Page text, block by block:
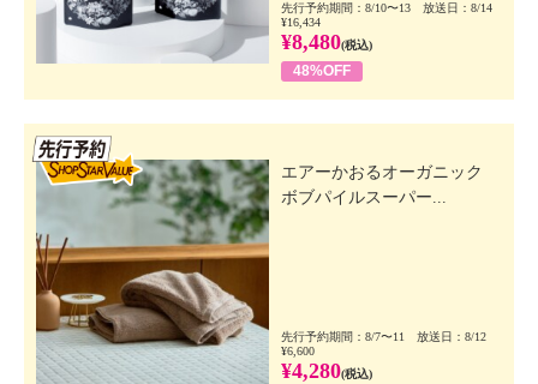
先行予約期間：8/10〜13 放送日：8/14
¥16,434
¥8,480(税込)
48%OFF
エアーかおるオーガニック
ボブパイルスーパー...
先行予約期間：8/7〜11 放送日：8/12
¥6,600
¥4,280(税込)